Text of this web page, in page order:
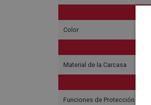
Color
Material de la Carcasa
Funciones de Protección